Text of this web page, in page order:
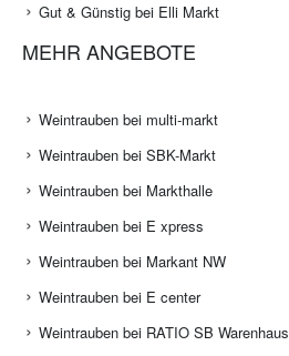
Gut & Günstig bei Elli Markt
MEHR ANGEBOTE
Weintrauben bei multi-markt
Weintrauben bei SBK-Markt
Weintrauben bei Markthalle
Weintrauben bei E xpress
Weintrauben bei Markant NW
Weintrauben bei E center
Weintrauben bei RATIO SB Warenhaus